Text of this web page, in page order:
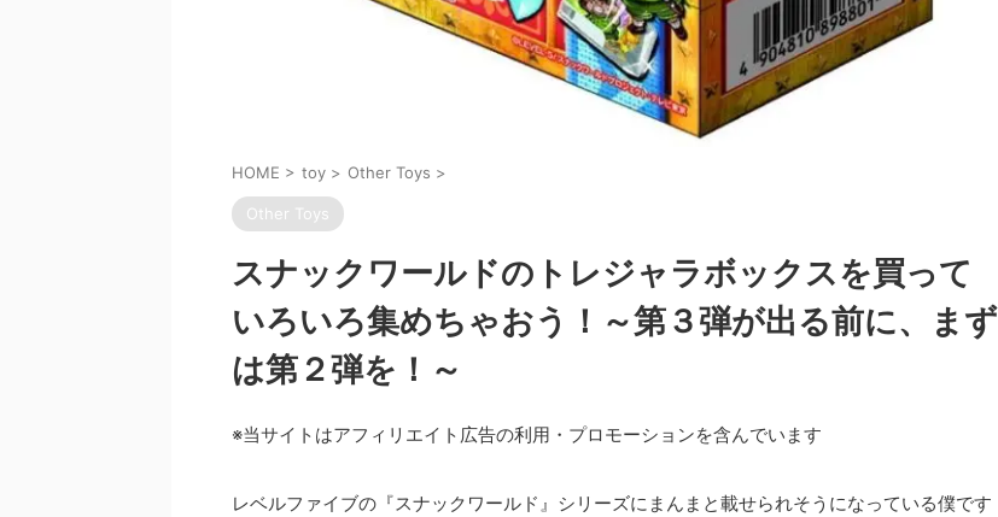
HOME > toy > Other Toys >
Other Toys
スナックワールドのトレジャラボックスを買って
いろいろ集めちゃおう！～第３弾が出る前に、まず
は第２弾を！～
※当サイトはアフィリエイト広告の利用・プロモーションを含んでいます
レベルファイブの『スナックワールド』シリーズにまんまと載せられそうになっている僕です